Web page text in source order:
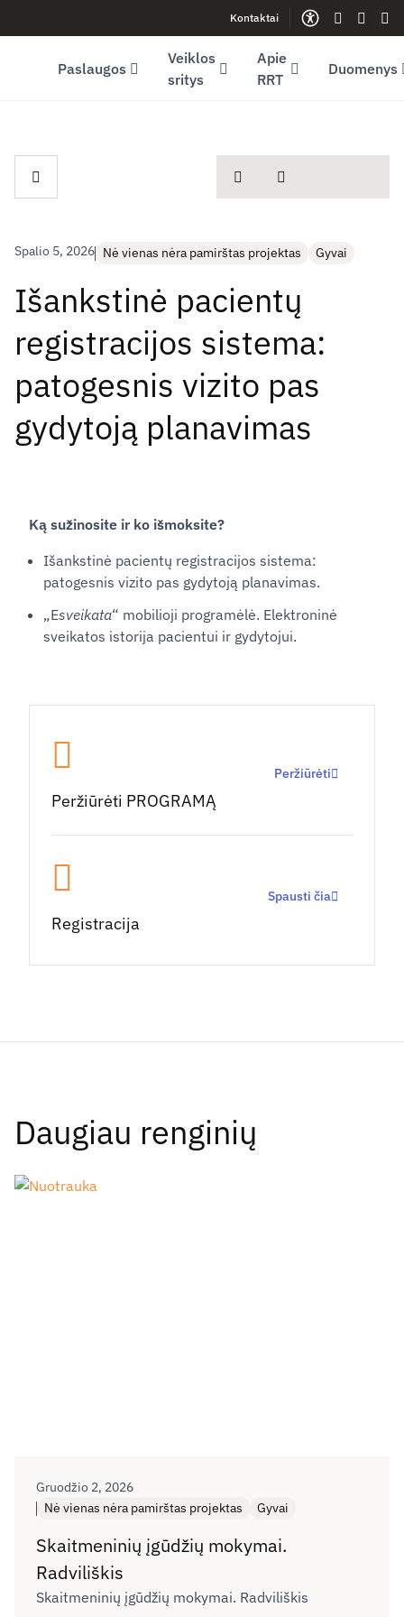
Youtube (opens in new window)Kontaktai
Gestų
Paslaugos
Veiklos
sritys
Apie
RRT
Duomenys
spausdintiDalintis
Spalio 5, 2026 Nė vienas nėra pamirštas projektas Gyvai
Išankstinė pacientų
registracijos sistema:
patogesnis vizito pas
gydytoją planavimas
Ką sužinosite ir ko išmoksite?
Išankstinė pacientų registracijos sistema:
patogesnis vizito pas gydytoją planavimas.
„Esveikata“ mobilioji programėlė. Elektroninė
sveikatos istorija pacientui ir gydytojui.
Peržiūrėti PROGRAMĄ
Peržiūrėti
Registracija
Spausti čia
Daugiau renginių
Gruodžio 2, 2026
Nė vienas nėra pamirštas projektas
Gyvai
Skaitmeninių įgūdžių mokymai.
Radviliškis
Skaitmeninių įgūdžių mokymai. Radviliškis